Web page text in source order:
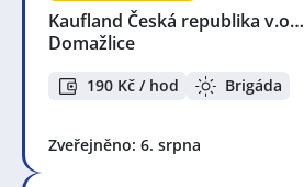
Kaufland Česká republika v.o…
Domažlice
190 Kč / hod Brigáda
Zveřejněno: 6. srpna